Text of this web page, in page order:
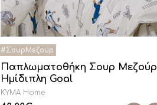
Παπλωματοθήκη Σουρ Μεζούρ
Ημίδιπλη Goal
KYMA Home